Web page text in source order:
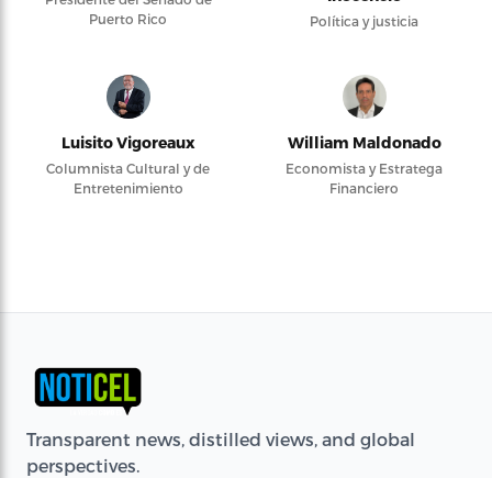
Puerto Rico
Política y justicia
Luisito Vigoreaux
Columnista Cultural y de
Entretenimiento
William Maldonado
Economista y Estratega
Financiero
Transparent news, distilled views, and global
perspectives.